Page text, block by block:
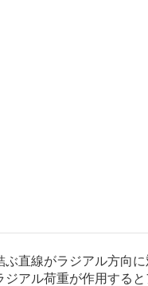
直線がラジアル方向
アル荷重が作用する